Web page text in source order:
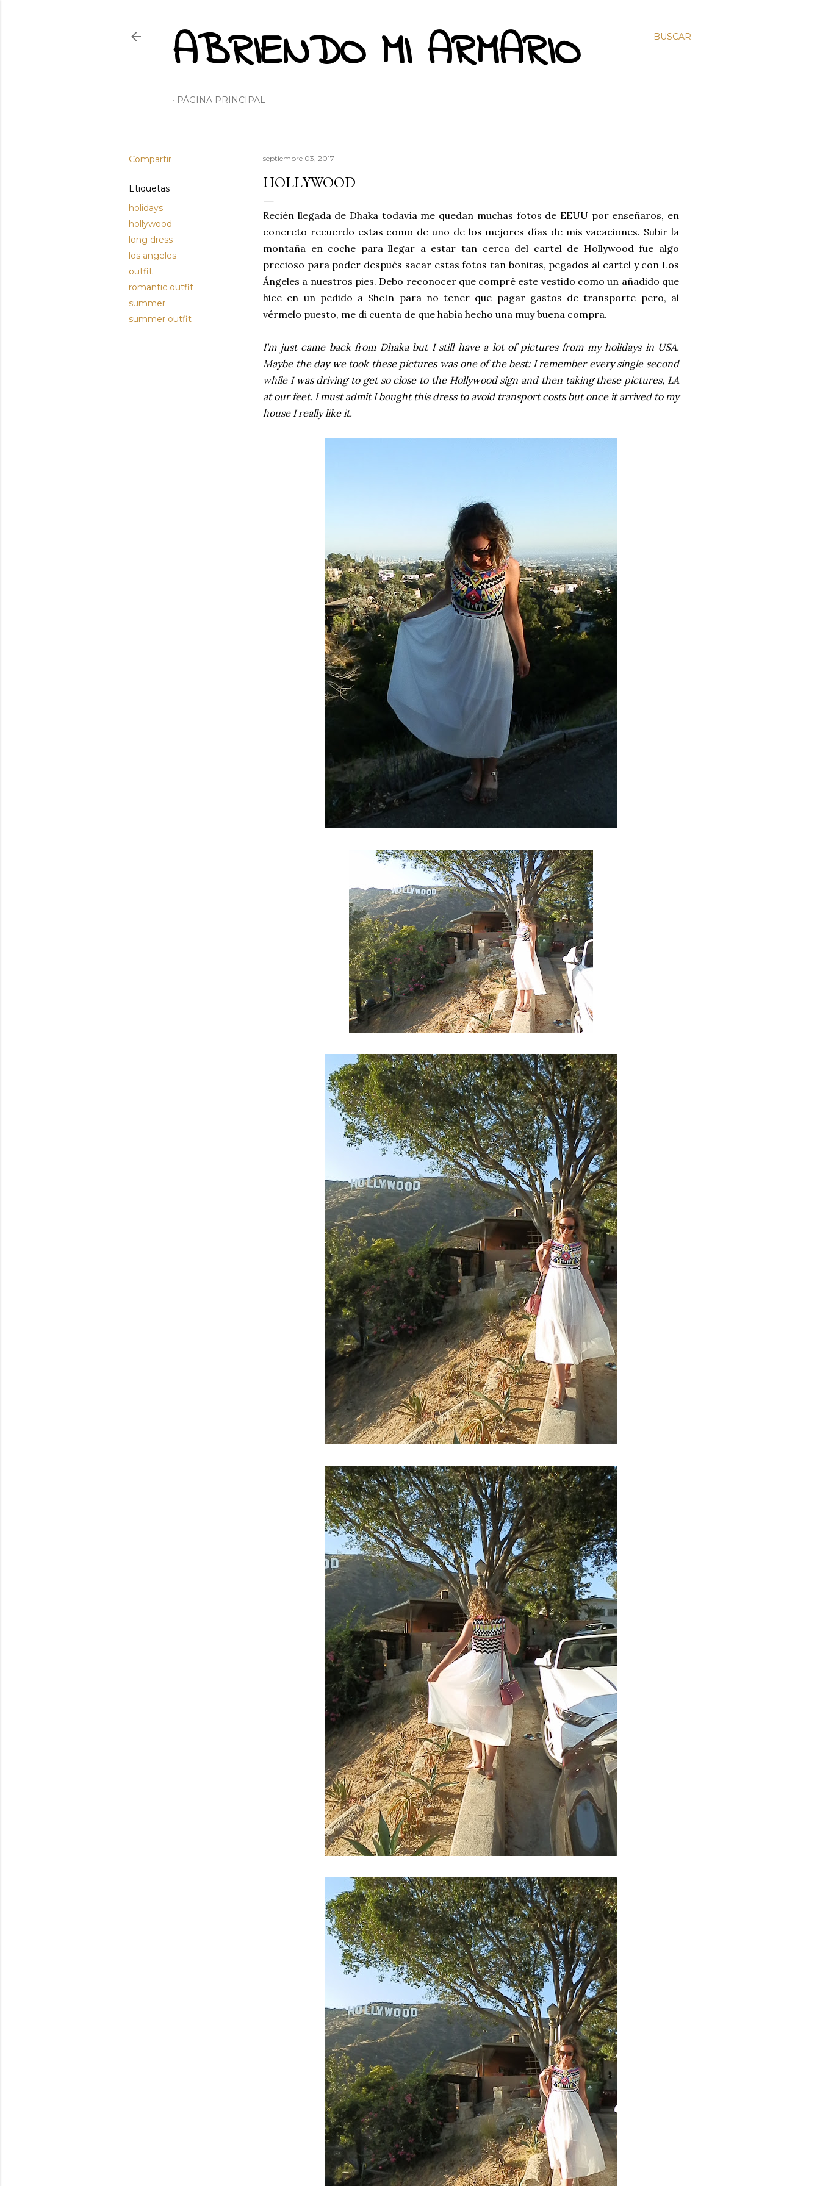
BUSCAR
ABRIENDO MI ARMARIO
PÁGINA PRINCIPAL
Compartir
Etiquetas
holidays
hollywood
long dress
los angeles
outfit
romantic outfit
summer
summer outfit
septiembre 03, 2017
HOLLYWOOD
Recién llegada de Dhaka todavía me quedan muchas fotos de EEUU por enseñaros, en
concreto recuerdo estas como de uno de los mejores días de mis vacaciones. Subir la
montaña en coche para llegar a estar tan cerca del cartel de Hollywood fue algo
precioso para poder después sacar estas fotos tan bonitas, pegados al cartel y con Los
Ángeles a nuestros pies. Debo reconocer que compré este vestido como un añadido que
hice en un pedido a SheIn para no tener que pagar gastos de transporte pero, al
vérmelo puesto, me di cuenta de que había hecho una muy buena compra.
I'm just came back from Dhaka but I still have a lot of pictures from my holidays in USA.
Maybe the day we took these pictures was one of the best: I remember every single second
while I was driving to get so close to the Hollywood sign and then taking these pictures, LA
at our feet. I must admit I bought this dress to avoid transport costs but once it arrived to my
house I really like it.